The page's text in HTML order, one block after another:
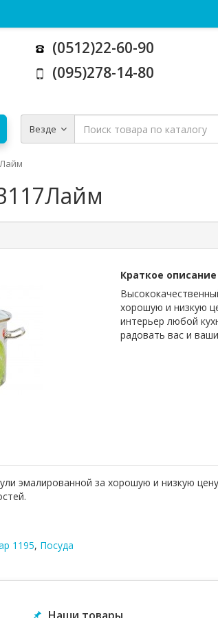
(0512)22-60-90
(095)278-14-80
Везде
Краткое описание
хорошую и низкую
интерьер любой
радовать вас и
эмалированной за хорошую и низкую
1195, Посуда